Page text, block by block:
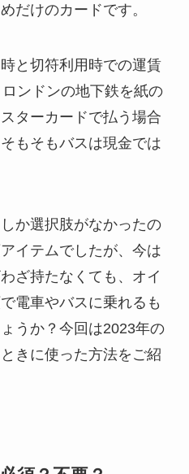
だけのカードです。
と切符利用時での運賃
ンドンの地下鉄を紙の
ターカードで払う場合
もそもバスは現金では
か選択肢がなかったの
イテムでしたが、今は
ざ持たなくても、オイ
電車やバスに乗れるも
うか？今回は2023年の
きに使った方法をご紹